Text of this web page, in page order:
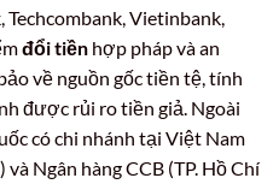
Vietinbank,
đổi tiền hợp pháp và an
về nguồn gốc tiền tệ, tính
được rủi ro tiền giả. Ngoài
có chi nhánh tại Việt Nam
Ngân hàng CCB (TP. Hồ Chí